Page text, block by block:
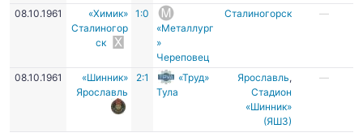
08.10.1961
«Химик»
Сталиногор
ск
1:0
«Металлург
»
Череповец
Сталиногорск —
08.10.1961
«Шинник»
Ярославль
2:1
«Труд»
Тула
Ярославль,
Стадион
«Шинник»
(ЯШЗ)
—